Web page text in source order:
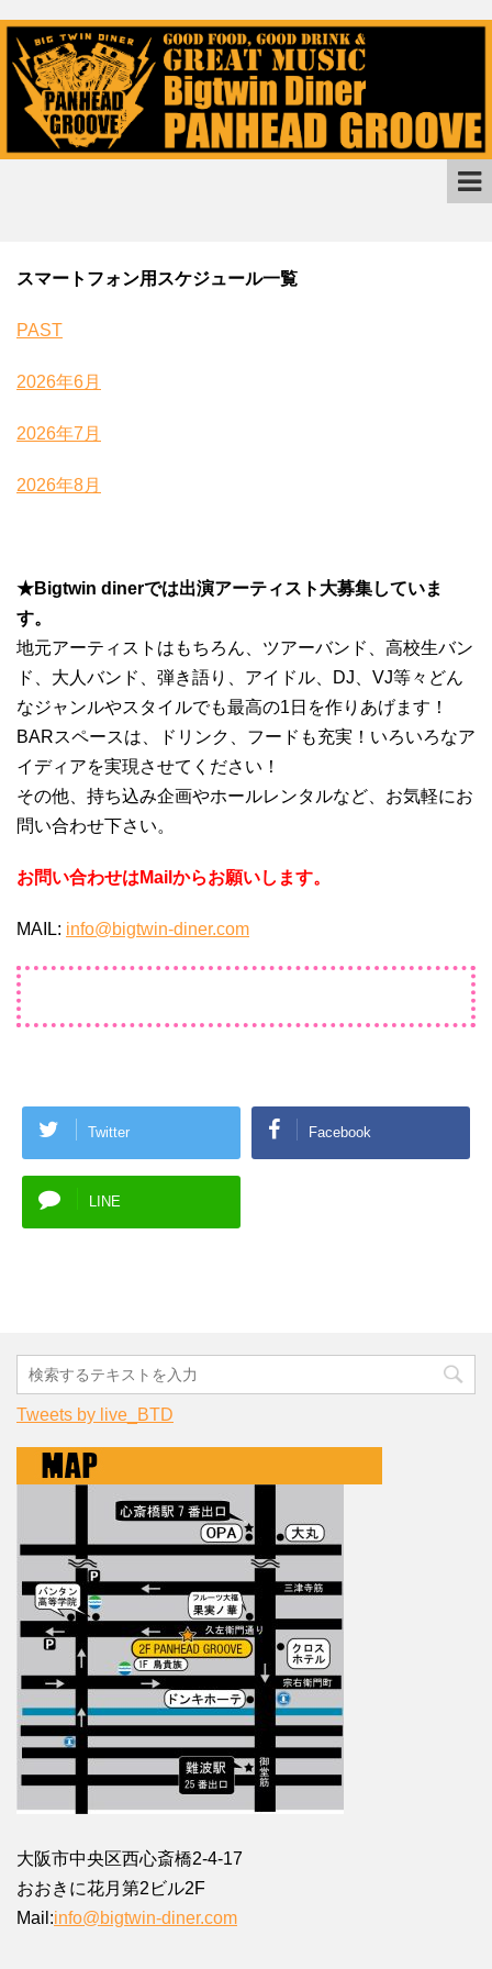
スマートフォン用スケジュール一覧
PAST
2026年6月
2026年7月
2026年8月
★Bigtwin dinerでは出演アーティスト大募集していま
す。
地元アーティストはもちろん、ツアーバンド、高校生バン
ド、大人バンド、弾き語り、アイドル、DJ、VJ等々どん
なジャンルやスタイルでも最高の1日を作りあげます！
BARスペースは、ドリンク、フードも充実！いろいろなア
イディアを実現させてください！
その他、持ち込み企画やホールレンタルなど、お気軽にお
問い合わせ下さい。
お問い合わせはMailからお願いします。
MAIL: info@bigtwin-diner.com
Twitter Facebook
LINE
Tweets by live_BTD
大阪市中央区西心斎橋2-4-17
おおきに花月第2ビル2F
Mail:info@bigtwin-diner.com